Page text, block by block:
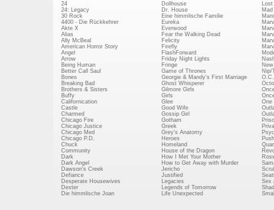
24
24: Legacy
30 Rock
4400 - Die Rückkehrer
Akte X
Alias
Ally McBeal
American Horror Story
Angel
Arrow
Being Human
Better Call Saul
Bones
Breaking Bad
Brothers & Sisters
Buffy
Californication
Castle
Charmed
Chicago Fire
Chicago Justice
Chicago Med
Chicago P.D.
Chuck
Community
Dark
Dark Angel
Dawson's Creek
Defiance
Desperate Housewives
Dexter
Die himmlische Joan
Dollhouse
Dr. House
Eine himmlische Familie
Eureka
Everwood
Fear the Walking Dead
Felicity
Firefly
FlashForward
Friday Night Lights
Fringe
Game of Thrones
Georgie & Mandy's First Marriage
Ghost Whisperer
Gilmore Girls
Girls
Glee
Good Wife
Gossip Girl
Gotham
Greek
Grey's Anatomy
Heroes
Homeland
House of the Dragon
How I Met Your Mother
How to Get Away with Murder
Jericho
Justified
Legacies
Legends of Tomorrow
Life Unexpected
Lost
New
Nip/
One
Sex